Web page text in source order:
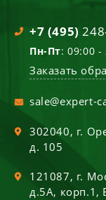
+7 (495)
Пн-Пт: 09:00 -
Заказать
sale@expert-
302040, г.
д. 105
121087, г.
д.5А, корп.1,